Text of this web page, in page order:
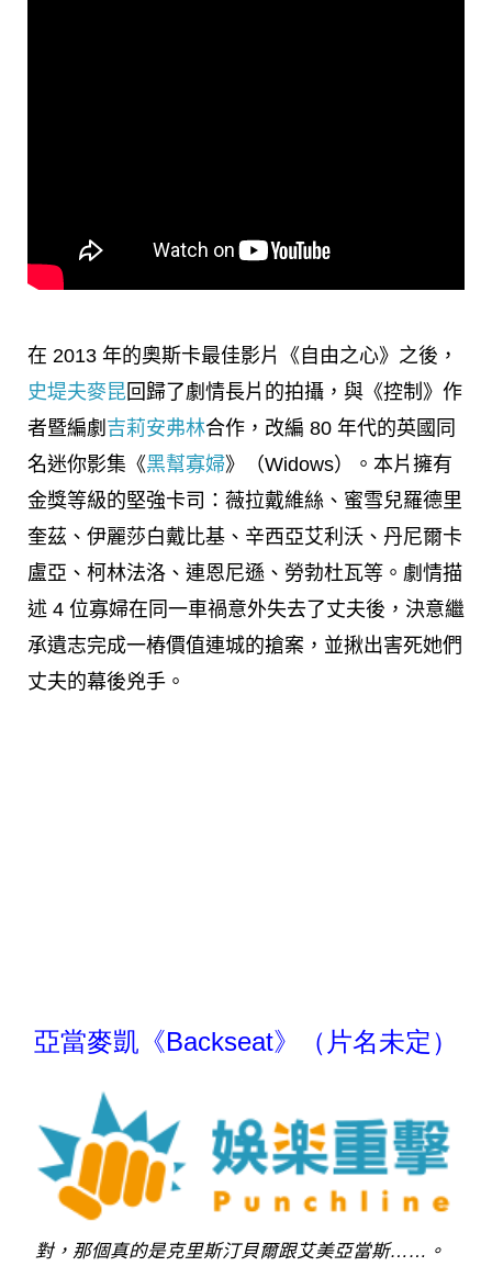
在 2013 年的奧斯卡最佳影片《自由之心》之後，
史堤夫麥昆回歸了劇情長片的拍攝，與《控制》作
者暨編劇 吉莉安弗林合作，改編 80 年代的英國同
名迷你影集《黑幫寡婦》（Widows）。本片擁有
金獎等級的堅強卡司： 薇拉戴維絲、蜜雪兒羅德里
奎茲、伊麗莎白戴比基、辛西亞艾利沃、 丹尼爾卡
盧亞、柯林法洛、連恩尼遜、勞勃杜瓦等。劇情描
述 4 位寡婦在同一車禍意外失去了丈夫後，決意繼
承遺志完成一樁價值連城的搶案，並揪出害死她們
丈夫的幕後兇手。
亞當麥凱《Backseat》（片名未定）
對，那個真的是克里斯汀貝爾跟艾美亞當斯……。